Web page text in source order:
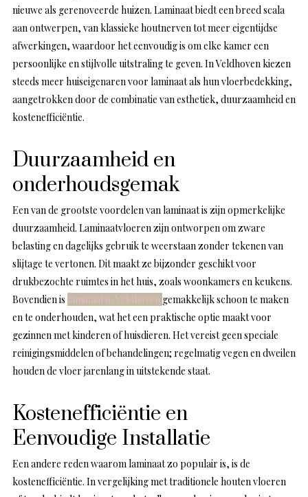
nieuwe als gerenoveerde huizen. Laminaat biedt een breed scala
aan ontwerpen, van klassieke houtnerven tot meer eigentijdse
afwerkingen, waardoor het eenvoudig is om elke kamer een
persoonlijke en stijlvolle uitstraling te geven. In Veldhoven kiezen
steeds meer huiseigenaren voor laminaat als hun vloerbedekking,
aangetrokken door de combinatie van esthetiek, duurzaamheid en
kostenefficiëntie.
Duurzaamheid en
onderhoudsgemak
Een van de grootste voordelen van laminaat is zijn opmerkelijke
duurzaamheid. Laminaatvloeren zijn ontworpen om zware
belasting en dagelijks gebruik te weerstaan zonder tekenen van
slijtage te vertonen. Dit maakt ze bijzonder geschikt voor
drukbezochte ruimtes in het huis, zoals woonkamers en keukens.
Bovendien is laminaat in Veldhoven gemakkelijk schoon te maken
en te onderhouden, wat het een praktische optie maakt voor
gezinnen met kinderen of huisdieren. Het vereist geen speciale
reinigingsmiddelen of behandelingen; regelmatig vegen en dweilen
houden de vloer jarenlang in uitstekende staat.
Kostenefficiëntie en
Eenvoudige Installatie
Een andere reden waarom laminaat zo populair is, is de
kostenefficiëntie. In vergelijking met traditionele houten vloeren